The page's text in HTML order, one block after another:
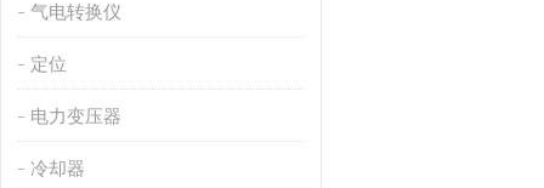
气电转换仪
定位
电力变压器
冷却器